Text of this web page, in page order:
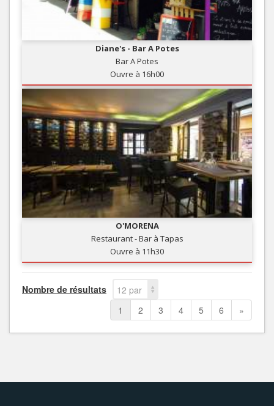
Diane's - Bar A Potes
Bar A Potes
Ouvre à 16h00
O'MORENA
Restaurant - Bar à Tapas
Ouvre à 11h30
Nombre de résultats
12 par
page
1 2 3 4 5 6 »